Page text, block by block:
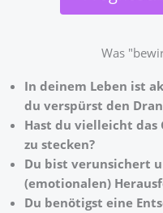
Was
In deinem Leben ist
du verspürst den
Hast du vielleicht das
zu stecken?
Du bist verunsichert
(emotionalen)
Du benötigst eine